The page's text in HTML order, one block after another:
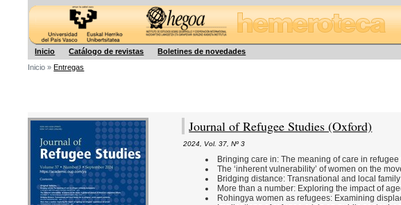
Inicio Catálogo de revistas Boletines de novedades
Inicio »Entregas
Journal of Refugee Studies (Oxford)
2024 Vol. 37 ,Nº 3
Bringing care in: The meaning of care in
The ‘inherent vulnerability’ of women on the
Bridging distance: Transnational and local
More than a number: Exploring the impact of
Rohingya women as refugees: Examining